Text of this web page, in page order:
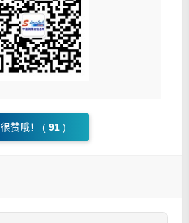
很赞哦！ ( 91 )